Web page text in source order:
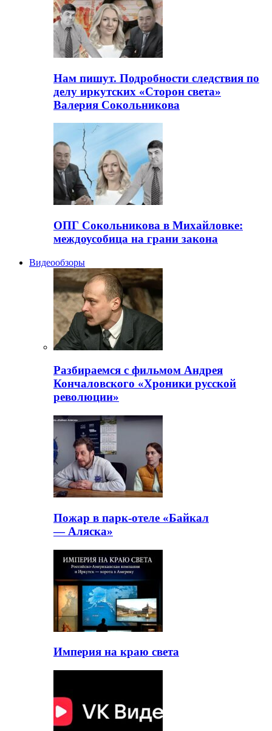
Нам пишут. Подробности следствия по
делу иркутских «Сторон света»
Валерия Сокольникова
ОПГ Сокольникова в Михайловке:
междоусобица на грани закона
Видеообзоры
Разбираемся с фильмом Андрея
Кончаловского «Хроники русской
революции»
Пожар в парк-отеле «Байкал
— Аляска»
Империя на краю света